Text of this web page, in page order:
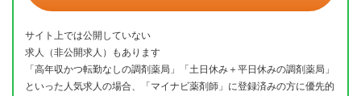
サイト上では公開していない
求人（非公開求人）もあります
「高年収かつ転勤なしの調剤薬局」「土日休み＋平日休みの調剤薬局」
といった人気求人の場合、「マイナビ薬剤師」に登録済みの方に優先的